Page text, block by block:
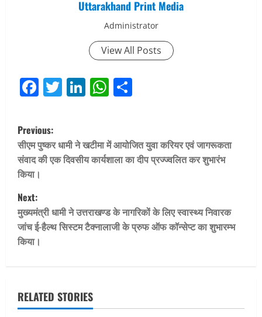
Uttarakhand Print Media
Administrator
View All Posts
Facebook
Twitter
LinkedIn
WhatsApp
P
o
s
t
n
a
i
Previous:
सीएम पुष्कर धामी ने खटीमा में आयोजित युवा करियर एवं जागरूकता
संवाद की एक दिवसीय कार्यशाला का दीप प्रज्ज्वलित कर शुभारंभ
किया।
Next:
मुख्यमंत्री धामी ने उत्तराखण्ड के नागरिकों के लिए स्वास्थ्य निवारक
जांच ई-हैल्थ सिस्टम टैक्नालाजी के प्रुफ ऑफ कॉन्सेप्ट का शुभारम्भ
किया।
RELATED STORIES